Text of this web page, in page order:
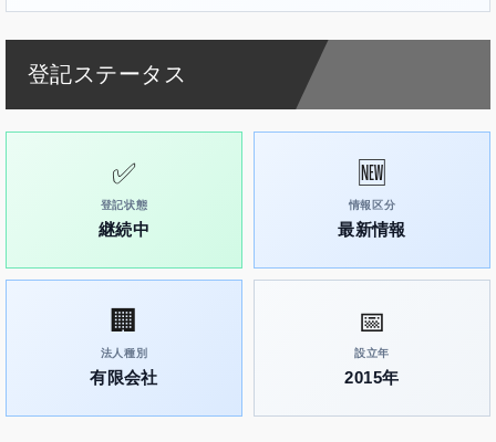
登記ステータス
✅
登記状態
継続中
🆕
情報区分
最新情報
🏢
法人種別
有限会社
📅
設立年
2015年